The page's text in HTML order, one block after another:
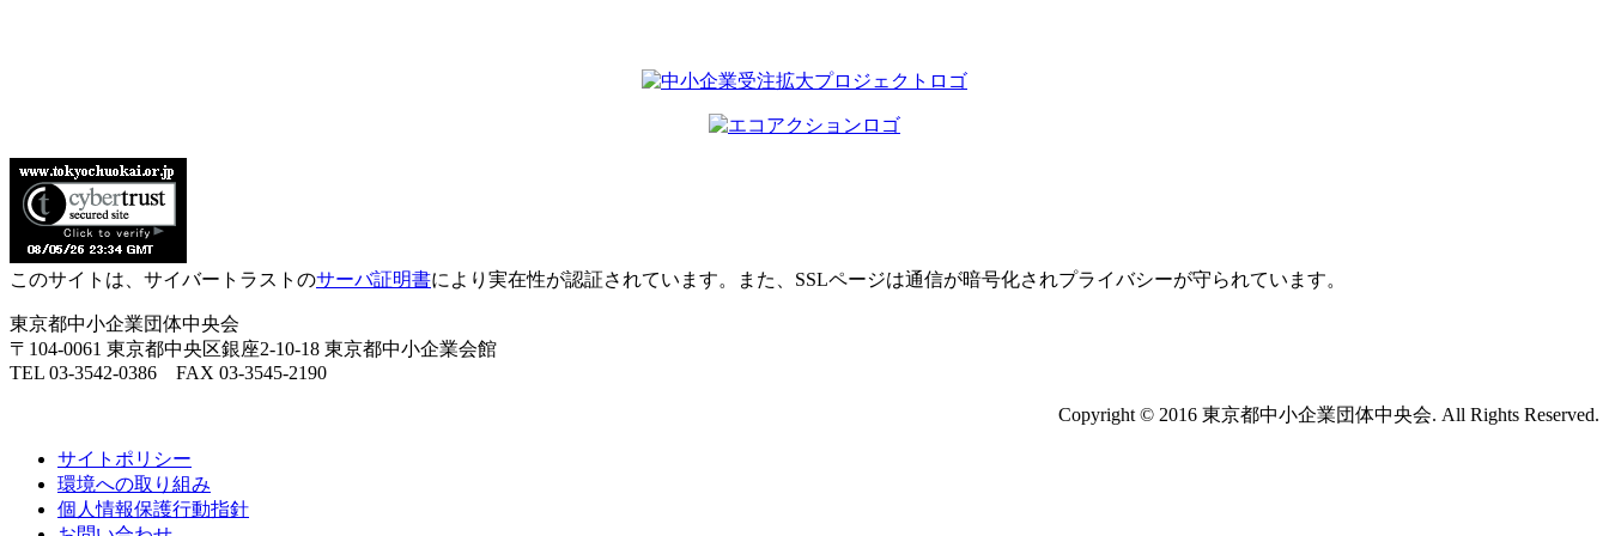
このサイトは、サイバートラストのサーバ証明書により実在性が認証されています。また、SSLページは通信が暗号化されプライバシーが守られています。
東京都中小企業団体中央会
〒104-0061 東京都中央区銀座2-10-18 東京都中小企業会館
TEL 03-3542-0386 FAX 03-3545-2190
Copyright © 2016 東京都中小企業団体中央会. All Rights Reserved.
サイトポリシー
環境への取り組み
個人情報保護行動指針